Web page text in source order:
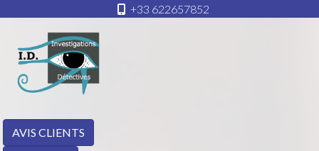
+33 622657852
AVIS CLIENTS